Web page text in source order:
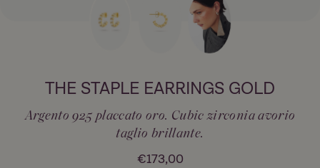
THE STAPLE EARRINGS GOLD
Argento 925 placcato oro. Cubic zirconia avorio
taglio brillante.
€173,00